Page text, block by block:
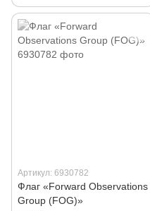
Артикул: 6930782
Флаг «Forward Observations
Group (FOG)»